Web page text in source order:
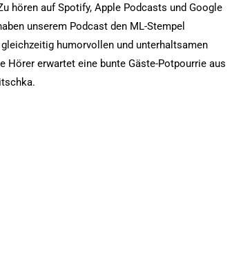
hören auf Spotify, Apple Podcasts und Google
unserem Podcast den ML-Stempel
humorvollen und unterhaltsamen
Hörer erwartet eine bunte Gäste-Potpourrie aus